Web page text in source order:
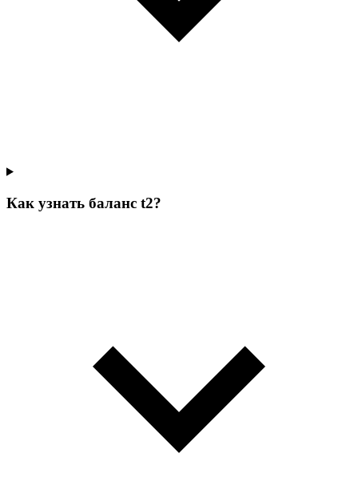
Как узнать баланс t2?